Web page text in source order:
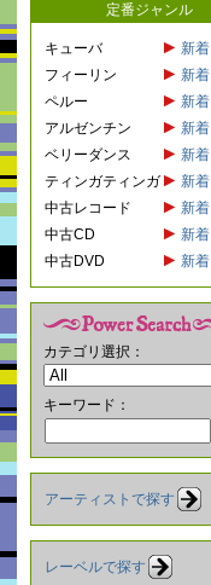
定番ジャンル
キューバ 新着
フィーリン
新着
ペルー
新着
アルゼンチン
新着
ベリーダンス
新着
ティンガティンガ
新着
中古レコード
新着
中古CD
新着
中古DVD
新着
カテゴリ選択：
キーワード：
アーティストで探す
レーベルで探す